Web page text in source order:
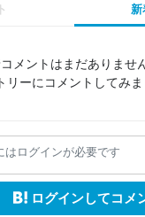
新
メントはまだありませ
リーにコメントしてみま
はログインが必要です
ログインしてコメ